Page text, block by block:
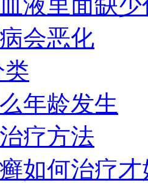
会恶化
年龄发生
疗方法
如何治疗才